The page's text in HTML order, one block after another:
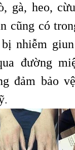
gà, heo,
cũng có
nhiễm
đường
đảm bảo
.